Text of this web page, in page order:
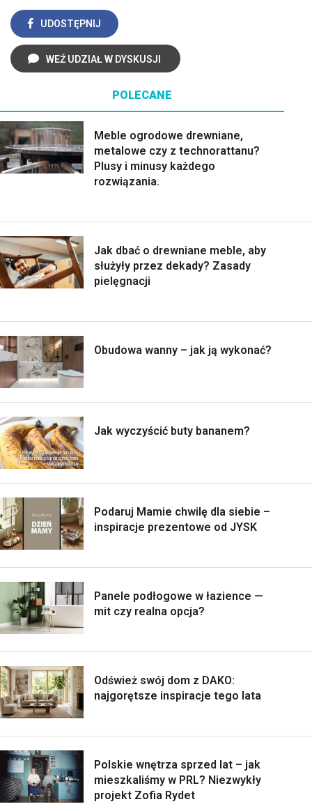
UDOSTĘPNIJ
WEŹ UDZIAŁ W DYSKUSJI
POLECANE
Meble ogrodowe drewniane,
metalowe czy z technorattanu?
Plusy i minusy każdego
rozwiązania.
Jak dbać o drewniane meble, aby
służyły przez dekady? Zasady
pielęgnacji
Obudowa wanny – jak ją wykonać?
Jak wyczyścić buty bananem?
Podaruj Mamie chwilę dla siebie –
inspiracje prezentowe od JYSK
Panele podłogowe w łazience —
mit czy realna opcja?
Odśwież swój dom z DAKO:
najgorętsze inspiracje tego lata
Polskie wnętrza sprzed lat – jak
mieszkaliśmy w PRL? Niezwykły
projekt Zofia Rydet